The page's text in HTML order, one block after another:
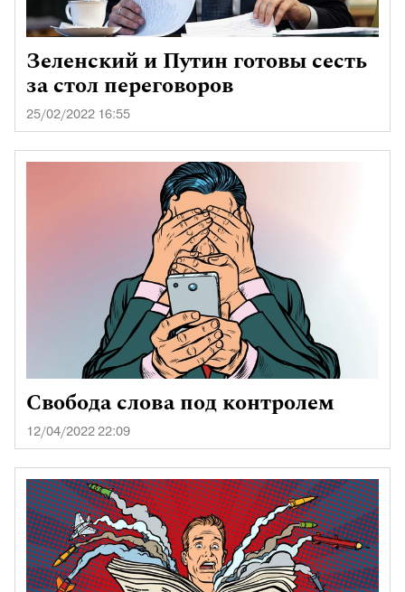
Зеленский и Путин готовы сесть
за стол переговоров
25/02/2022 16:55
Свобода слова под контролем
12/04/2022 22:09